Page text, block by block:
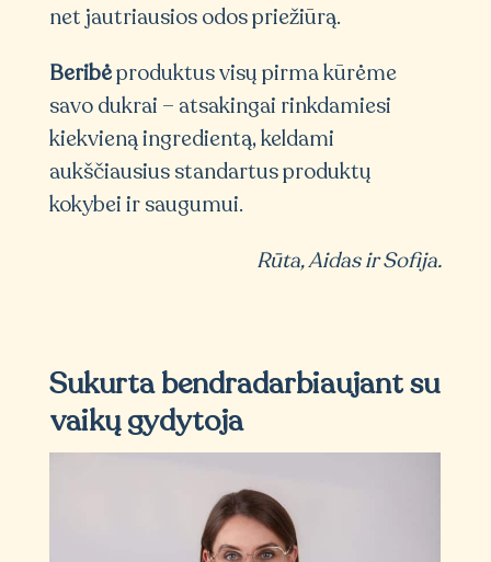
net jautriausios odos priežiūrą.
Beribėproduktus visų pirma kūrėme
savo dukrai – atsakingai rinkdamiesi
kiekvieną ingredientą, keldami
aukščiausius standartus produktų
kokybei ir saugumui.
Rūta, Aidas ir Sofija.
Sukurta bendradarbiaujant su
vaikų gydytoja